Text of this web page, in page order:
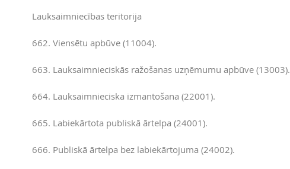
Lauksaimniecības teritorija
662. Viensētu apbūve (11004).
663. Lauksaimnieciskās ražošanas uzņēmumu apbūve (13003).
664. Lauksaimnieciska izmantošana (22001).
665. Labiekārtota publiskā ārtelpa (24001).
666. Publiskā ārtelpa bez labiekārtojuma (24002).